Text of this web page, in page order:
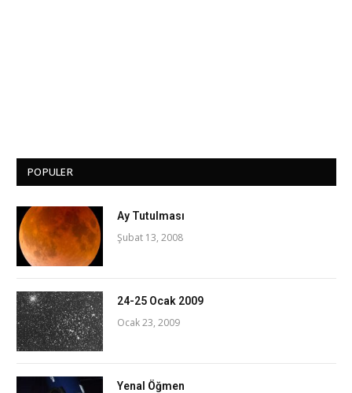
POPULER
Ay Tutulması
Şubat 13, 2008
24-25 Ocak 2009
Ocak 23, 2009
Yenal Öğmen